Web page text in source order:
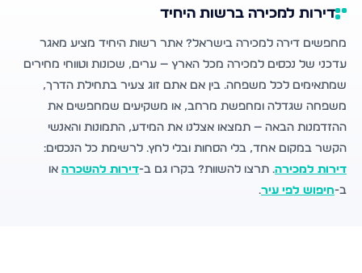
דירות למכירה ברשות היחיד
מחפשים דירה למכירה בישראל? אתר רשות היחיד מציע מאגר
עדכני של נכסים למכירה מכל הארץ — ערים, שכונות וטווחי מחירים
שמתאימים לכל משפחה. בין אם אתם זוג צעיר בתחילת הדרך,
משפחה שגדלה ומחפשת מרחב, או משקיעים שמחפשים את
ההזדמנות הבאה — תמצאו אצלנו את המידע, התמונות והאנשי
הקשר במקום אחד, בלי הסחות ובלי לחץ. לרשימת כל הנכסים:
דירות למכירה. תרצו להשוות? בקרו גם ב-דירות להשכרה או
ב-חיפוש לפי עיר.